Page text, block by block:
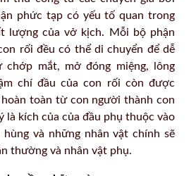
phức tạp có yếu tố quan trong
lượng của vở kịch. Mỗi bộ phận
rối đều có thể di chuyển để dễ
chớp mắt, mở đóng miệng, lông
chí đầu của con rối còn được
toàn từ con người thành con
là kích của của đầu phụ thuộc vào
và những nhân vật chính sẽ
thường và nhân vật phụ.